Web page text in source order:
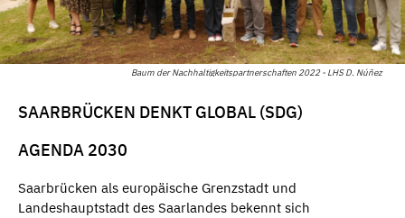
Baum der Nachhaltigkeitspartnerschaften 2022 - LHS D. Núñez
SAARBRÜCKEN DENKT GLOBAL (SDG)
AGENDA 2030
Saarbrücken als europäische Grenzstadt und
Landeshauptstadt des Saarlandes bekennt sich